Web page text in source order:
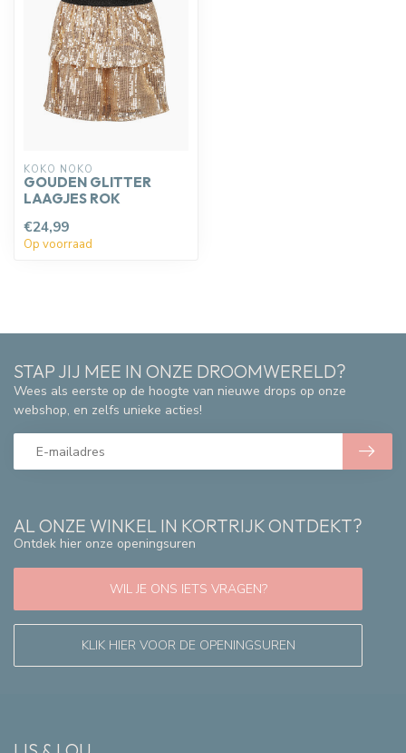
KOKO NOKO
GOUDEN GLITTER
LAAGJES ROK
€24,99
Op voorraad
AL ONZE WINKEL IN KORTRIJK ONTDEKT?
Ontdek hier onze openingsuren
WIL JE ONS IETS VRAGEN?
KLIK HIER VOOR DE OPENINGSUREN
STAP JIJ MEE IN ONZE DROOMWERELD?
Wees als eerste op de hoogte van nieuwe drops op onze
webshop, en zelfs unieke acties!